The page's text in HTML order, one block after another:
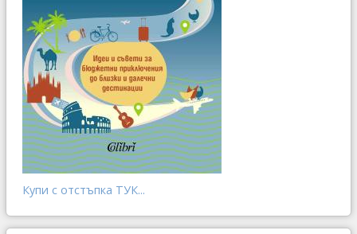
Купи с отстъпка ТУК...